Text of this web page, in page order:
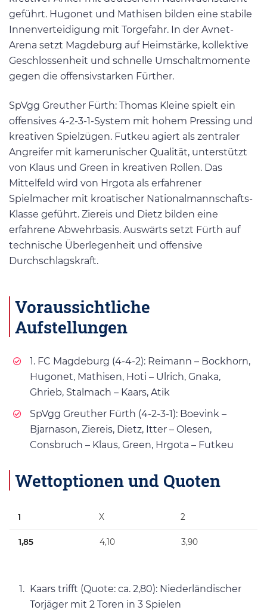
geführt. Hugonet und Mathisen bilden eine stabile
Innenverteidigung mit Torgefahr. In der Avnet-
Arena setzt Magdeburg auf Heimstärke, kollektive
Geschlossenheit und schnelle Umschaltmomente
gegen die offensivstarken Fürther.
SpVgg Greuther Fürth: Thomas Kleine spielt ein
offensives 4-2-3-1-System mit hohem Pressing und
kreativen Spielzügen. Futkeu agiert als zentraler
Angreifer mit kamerunischer Qualität, unterstützt
von Klaus und Green in kreativen Rollen. Das
Mittelfeld wird von Hrgota als erfahrener
Spielmacher mit kroatischer Nationalmannschafts-
Klasse geführt. Ziereis und Dietz bilden eine
erfahrene Abwehrbasis. Auswärts setzt Fürth auf
technische Überlegenheit und offensive
Durchschlagskraft.
Voraussichtliche
Aufstellungen
1. FC Magdeburg (4-4-2): Reimann – Bockhorn,
Hugonet, Mathisen, Hoti – Ulrich, Gnaka,
Ghrieb, Stalmach – Kaars, Atik
SpVgg Greuther Fürth (4-2-3-1): Boevink –
Bjarnason, Ziereis, Dietz, Itter – Olesen,
Consbruch – Klaus, Green, Hrgota – Futkeu
Wettoptionen und Quoten
1 X 2
1,85 4,10 3,90
Kaars trifft (Quote: ca. 2,80): Niederländischer
Torjäger mit 2 Toren in 3 Spielen